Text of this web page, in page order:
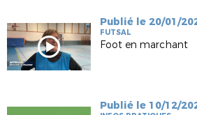
Publié le 20/01/
FUTSAL
Foot en marchant
Publié le 10/12/